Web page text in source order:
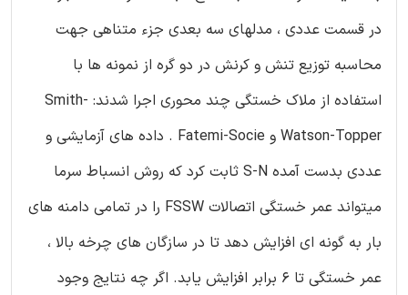
در قسمت عددی ، مدلهای سه بعدی جزء متناهی جهت
محاسبه توزیع تنش و کرنش در دو گره از نمونه ها با
استفاده از ملاک خستگی چند محوری اجرا شدند: Smith-
Watson-Topper و Fatemi-Socie . داده های آزمایشی و
عددی بدست آمده S-N ثابت کرد که روش انسباط سرما
میتواند عمر خستگی اتصالات FSSW را در تمامی دامنه های
بار به گونه ای افزایش دهد تا در سازگان های چرخه بالا ،
عمر خستگی تا 6 برابر افزایش یابد. اگر چه نتایج وجود